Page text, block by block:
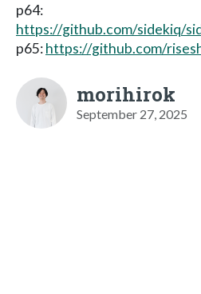
p64:
https://github.com/sidekiq/
p65:https://github.com/
morihirok
September 27, 2025